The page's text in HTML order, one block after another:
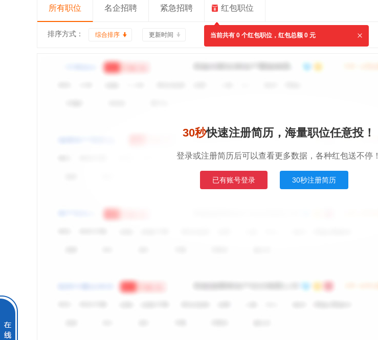
所有职位 名企招聘 紧急招聘 红包职位
当前共有 0 个红包职位，红包总额 0 元
排序方式： 综合排序 更新时间
30秒快速注册简历，海量职位任意投！
登录或注册简历后可以查看更多数据，各种红包送不停！
已有账号登录 30秒注册简历